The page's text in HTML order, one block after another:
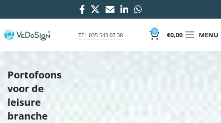
TEL 035 543 07 38
0 €0,00 MENU
Portofoons
voor de
leisure
branche